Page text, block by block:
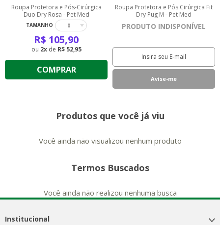
Roupa Protetora e Pós-Cirúrgica
Duo Dry Rosa - Pet Med
TAMANHO 0
R$ 105,90
2 de R$ 52,95
COMPRAR
Roupa Protetora e Pós Cirúrgica Fit
Dry Pug M - Pet Med
PRODUTO INDISPONÍVEL
Produtos que você já viu
Você ainda não visualizou nenhum produto
Termos Buscados
Você ainda não realizou nenhuma busca
Institucional